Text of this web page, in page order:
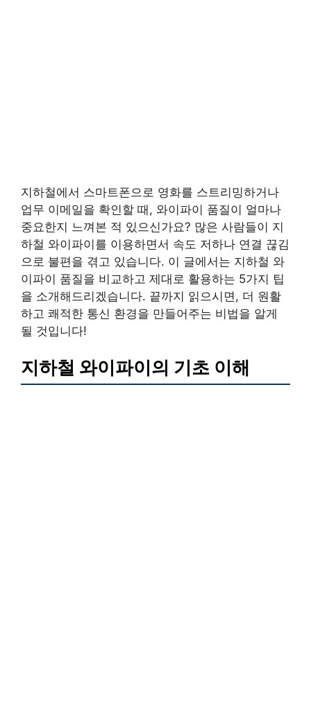
지하철에서 스마트폰으로 영화를 스트리밍하거나
업무 이메일을 확인할 때, 와이파이 품질이 얼마나
중요한지 느껴본 적 있으신가요? 많은 사람들이 지
하철 와이파이를 이용하면서 속도 저하나 연결 끊김
으로 불편을 겪고 있습니다. 이 글에서는 지하철 와
이파이 품질을 비교하고 제대로 활용하는 5가지 팁
을 소개해드리겠습니다. 끝까지 읽으시면, 더 원활
하고 쾌적한 통신 환경을 만들어주는 비법을 알게
될 것입니다!
지하철 와이파이의 기초 이해